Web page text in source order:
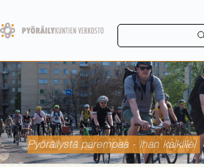
main
Pyöräilystä parempaa - ihan kaikille!
Pyörä - planeetan paras kulkuneuvo!